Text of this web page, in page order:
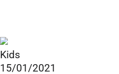
Kids
15/01/2021